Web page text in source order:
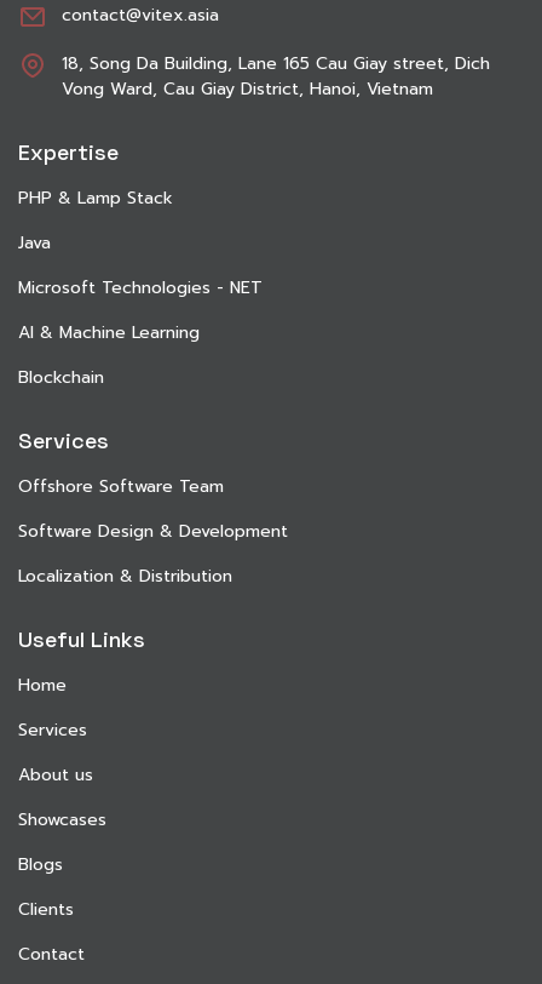
contact@vitex.asia
18, Song Da Building, Lane 165 Cau Giay street, Dich
Vong Ward, Cau Giay District, Hanoi, Vietnam
Expertise
PHP & Lamp Stack
Java
Microsoft Technologies - NET
AI & Machine Learning
Blockchain
Services
Offshore Software Team
Software Design & Development
Localization & Distribution
Useful Links
Home
Services
About us
Showcases
Blogs
Clients
Contact